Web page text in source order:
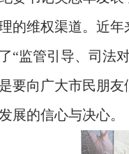
的维权渠道。近
“监管引导、司法
要向广大市民朋
展的信心与决心。